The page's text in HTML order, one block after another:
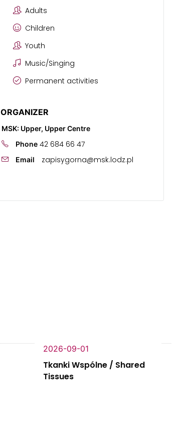
Adults
Children
Youth
Music/Singing
Permanent activities
ORGANIZER
MSK: Upper, Upper Centre
Phone 42 684 66 47
Email zapisygorna@msk.lodz.pl
2026-09-01
Tkanki Wspólne / Shared
Tissues